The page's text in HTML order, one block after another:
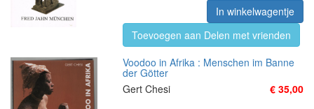
In winkelwagentje
Toevoegen aan Delen met vrienden
Voodoo in Afrika : Menschen im Banne
der Götter
Gert Chesi
€ 35,00